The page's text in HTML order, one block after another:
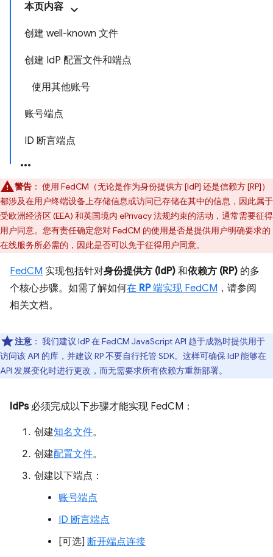
本页内容
创建 well-known 文件
创建 IdP 配置文件和端点
使用其他账号
账号端点
ID 断言端点
警告 ： 使用 FedCM（无论是作为身份提供方 [IdP] 还是信赖方 [RP]）
都涉及在用户终端设备上存储信息或访问已存储在其中的信息，因此属于
受欧洲经济区 (EEA) 和英国境内 ePrivacy 法规约束的活动，通常需要征得
用户同意。您有责任确定您对 FedCM 的使用是否是提供用户明确要求的
在线服务所必需的，因此是否可以免于征得用户同意。
FedCM 实现包括针对身份提供方 (IdP) 和依赖方 (RP) 的多
个核心步骤。如需了解如何在 RP端实现 FedCM ，请参阅
相关文档。
注意 ： 我们建议 IdP 在 FedCM JavaScript API 趋于成熟时提供用于
访问该 API 的库，并建议 RP 不要自行托管 SDK。这样可确保 IdP 能够在
API 发展变化时进行更改，而无需要求所有依赖方重新部署。
IdPs必须完成以下步骤才能实现 FedCM：
创建知名文件。
创建配置文件。
创建以下端点：
账号端点
ID 断言端点
[可选] 断开端点连接